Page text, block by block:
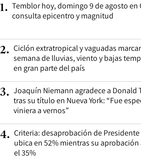
1. Temblor hoy, domingo 9 de agosto en
consulta epicentro y magnitud
2. Ciclón extratropical y vaguadas
semana de lluvias, viento y bajas
en gran parte del país
3. Joaquín Niemann agradece a Donald
tras su título en Nueva York: “Fue
viniera a vernos”
4. Criteria: desaprobación de Presidente
ubica en 52% mientras su aprobación
el 35%